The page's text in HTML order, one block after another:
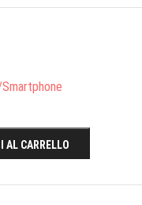
AL CARRELLO